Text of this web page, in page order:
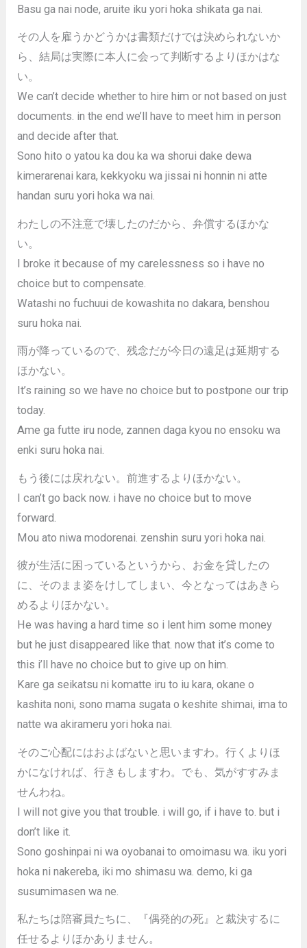
Basu ga nai node, aruite iku yori hoka shikata ga nai.
その人を雇うかどうかは書類だけでは決められないか
ら、結局は実際に本人に会って判断するよりほかはな
い。
We can’t decide whether to hire him or not based on just
documents. in the end we’ll have to meet him in person
and decide after that.
Sono hito o yatou ka dou ka wa shorui dake dewa
kimerarenai kara, kekkyoku wa jissai ni honnin ni atte
handan suru yori hoka wa nai.
わたしの不注意で壊したのだから、弁償するほかな
い。
I broke it because of my carelessness so i have no
choice but to compensate.
Watashi no fuchuui de kowashita no dakara, benshou
suru hoka nai.
雨が降っているので、残念だが今日の遠足は延期する
ほかない。
It’s raining so we have no choice but to postpone our trip
today.
Ame ga futte iru node, zannen daga kyou no ensoku wa
enki suru hoka nai.
もう後には戻れない。前進するよりほかない。
I can’t go back now. i have no choice but to move
forward.
Mou ato niwa modorenai. zenshin suru yori hoka nai.
彼が生活に困っているというから、お金を貸したの
に、そのまま姿をけしてしまい、今となってはあきら
めるよりほかない。
He was having a hard time so i lent him some money
but he just disappeared like that. now that it’s come to
this i’ll have no choice but to give up on him.
Kare ga seikatsu ni komatte iru to iu kara, okane o
kashita noni, sono mama sugata o keshite shimai, ima to
natte wa akirameru yori hoka nai.
そのご心配にはおよばないと思いますわ。行くよりほ
かになければ、行きもしますわ。でも、気がすすみま
せんわね。
I will not give you that trouble. i will go, if i have to. but i
don’t like it.
Sono goshinpai ni wa oyobanai to omoimasu wa. iku yori
hoka ni nakereba, iki mo shimasu wa. demo, ki ga
susumimasen wa ne.
私たちは陪審員たちに、『偶発的の死』と裁決するに
任せるよりほかありません。